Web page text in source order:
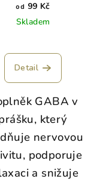
od 99 Kč
Skladem
Detail
GABA v
který
nervovou
podporuje
a snižuje